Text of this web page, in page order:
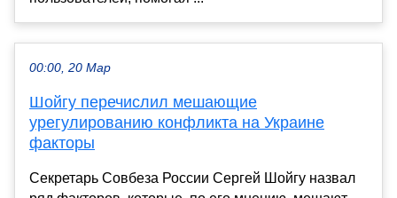
00:00, 20 Мар
Шойгу перечислил мешающие
урегулированию конфликта на Украине
факторы
Секретарь Совбеза России Сергей Шойгу назвал